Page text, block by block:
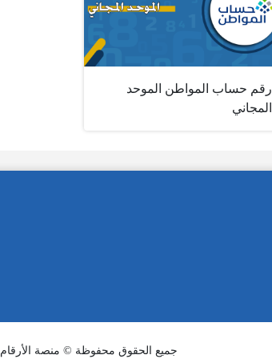
رقم حساب المواطن الموحد
المجاني
جميع الحقوق محفوظة © منصة الأرقام 2026